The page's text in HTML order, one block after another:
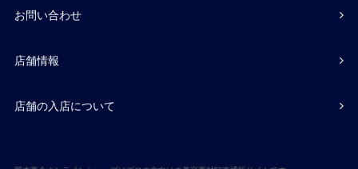
お問い合わせ
店舗情報
店舗の入店について